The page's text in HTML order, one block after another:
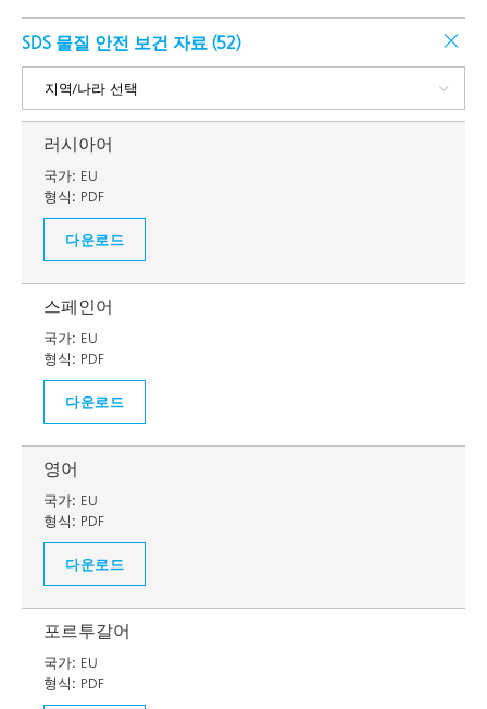
SDS 물질 안전 보건 자료 (52)
러시아어
국가: EU
형식: PDF
다운로드
스페인어
국가: EU
형식: PDF
다운로드
영어
국가: EU
형식: PDF
다운로드
포르투갈어
국가: EU
형식: PDF